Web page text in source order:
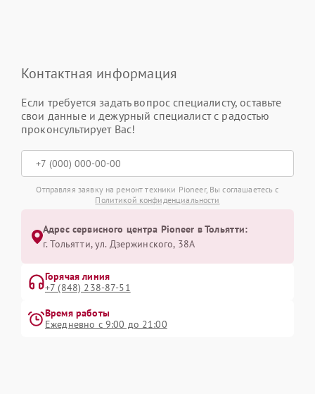
Контактная информация
Если требуется задать вопрос специалисту, оставьте
свои данные и дежурный специалист с радостью
проконсультирует Вас!
Отправляя заявку на ремонт техники Pioneer, Вы соглашаетесь с
Политикой конфиденциальности
Адрес сервисного центра Pioneer в Тольятти:
г. Тольятти, ул. Дзержинского, 38А
Горячая линия
+7 (848) 238-87-51
Время работы
Ежедневно с 9:00 до 21:00